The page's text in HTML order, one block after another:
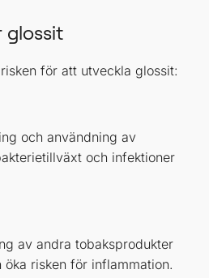
glossit
för att utveckla glossit:
och användning av
och infektioner
av andra tobaksprodukter
risken för inflammation.